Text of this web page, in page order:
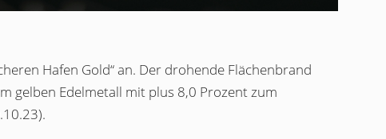
Hafen Gold“ an. Der drohende Flächenbrand
gelben Edelmetall mit plus 8,0 Prozent zum